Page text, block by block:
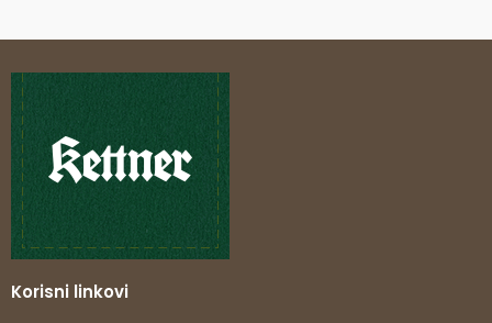
Korisni linkovi